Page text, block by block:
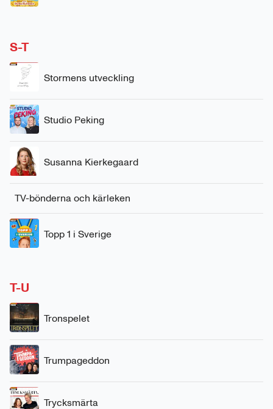
S-T
Stormens utveckling
Studio Peking
Susanna Kierkegaard
TV-bönderna och kärleken
Topp 1 i Sverige
T-U
Tronspelet
Trumpageddon
Trycksmärta